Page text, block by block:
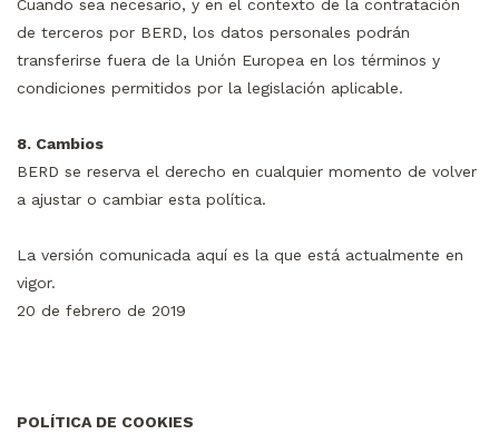
Cuando sea necesario, y en el contexto de la contratación
de terceros por BERD, los datos personales podrán
transferirse fuera de la Unión Europea en los términos y
condiciones permitidos por la legislación aplicable.
8. Cambios
BERD se reserva el derecho en cualquier momento de volver
a ajustar o cambiar esta política.
La versión comunicada aquí es la que está actualmente en
vigor.
20 de febrero de 2019
POLÍTICA DE COOKIES